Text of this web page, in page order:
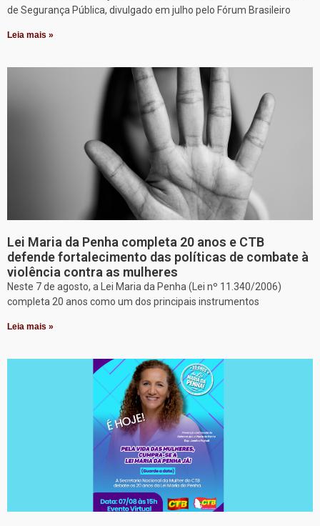
de Segurança Pública, divulgado em julho pelo Fórum Brasileiro
Leia mais »
Lei Maria da Penha completa 20 anos e CTB
defende fortalecimento das políticas de combate à
violência contra as mulheres
Neste 7 de agosto, a Lei Maria da Penha (Lei nº 11.340/2006)
completa 20 anos como um dos principais instrumentos
Leia mais »